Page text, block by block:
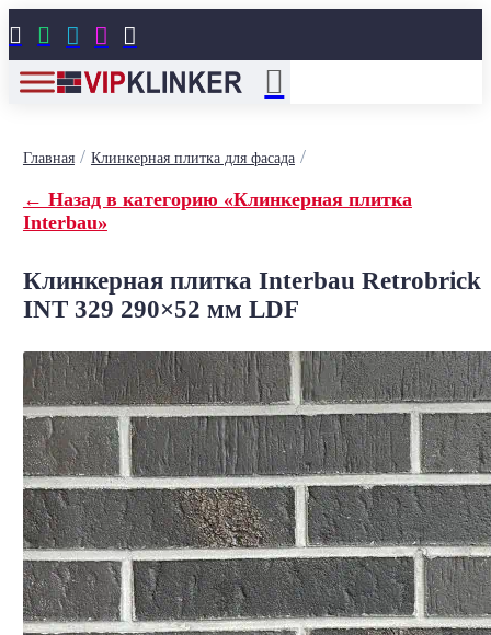
    
Главная/ Клинкерная плитка для фасада/
← Назад в категорию «Клинкерная плитка
Interbau»
Клинкерная плитка Interbau Retrobrick
INT 329 290×52 мм LDF